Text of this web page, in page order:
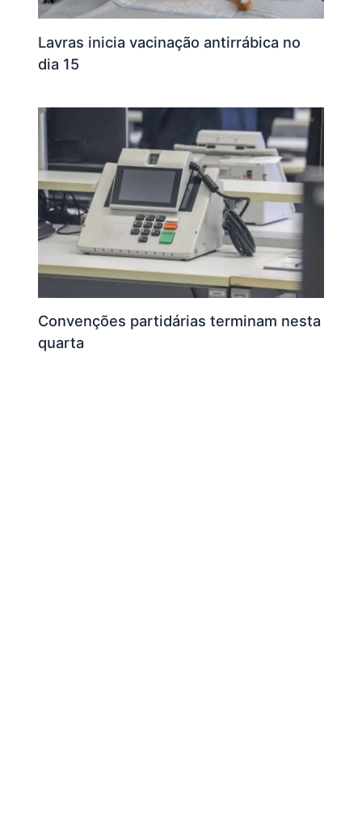
Lavras inicia vacinação antirrábica no
dia 15
Convenções partidárias terminam nesta
quarta